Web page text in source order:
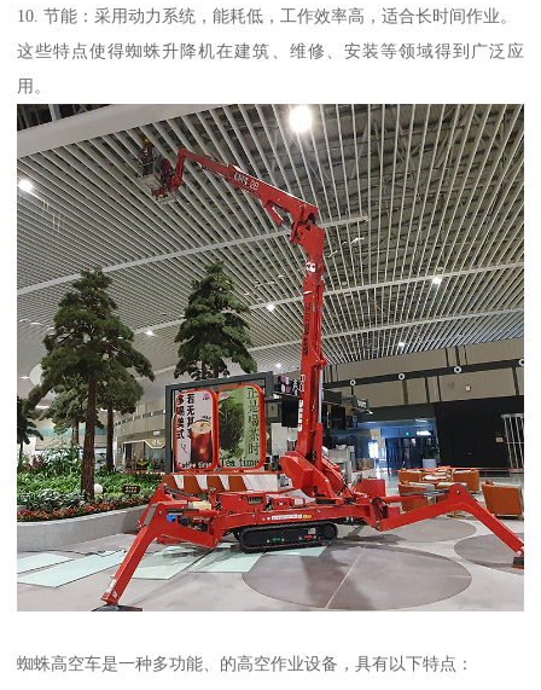
10. 节能：采用动力系统，能耗低，工作效率高，适合长时间作业。
这些特点使得蜘蛛升降机在建筑、维修、安装等领域得到广泛应
用。
蜘蛛高空车是一种多功能、的高空作业设备，具有以下特点：